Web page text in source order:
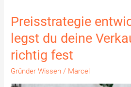
Preisstrategie
legst du deine
richtig fest
Gründer Wissen / Marcel
Preisstrategie
entwickeln
–
so
legst
du